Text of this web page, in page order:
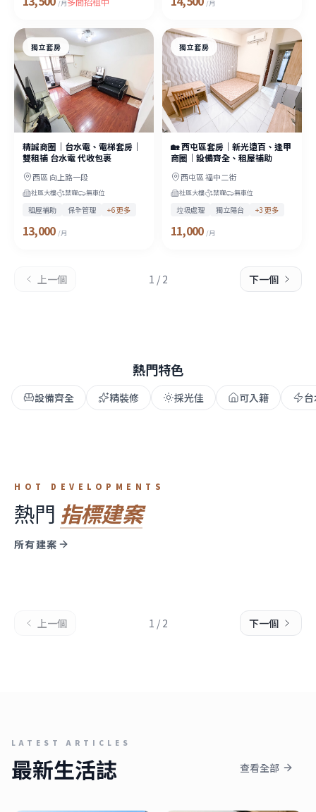
/月 /月
獨立套房
精誠商圈｜台水電、電梯套房｜
雙租補 台水電 代收包裹
西區 向上路一段
社區大樓 禁寵 無車位
租屋補助 保全管理 +6更多
13,000 /月
獨立套房
🏡 西屯區套房｜新光遠百、逢甲
商圈｜設備齊全、租屋補助
西屯區 福中二街
社區大樓 禁寵 無車位
垃圾處理 獨立陽台 +3 更多
11,000 /月
上一個 1 / 2 下一個
熱門特色
設備齊全 精裝修 採光佳 可入籍
HOT DEVELOPMENTS
熱門 指標建案
所有建案
登陽上清宇
台中市 ·
上一個 1 / 2 下一個
LATEST ARTICLES
最新生活誌 查看全部